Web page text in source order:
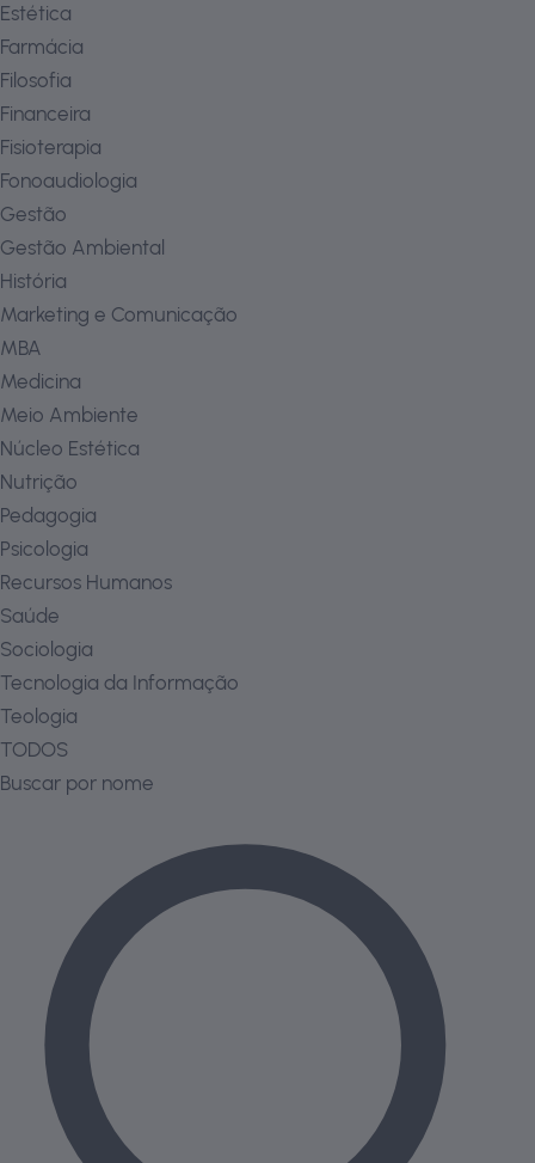
Estética
Farmácia
Filosofia
Financeira
Fisioterapia
Fonoaudiologia
Gestão
Gestão Ambiental
História
Marketing e Comunicação
MBA
Medicina
Meio Ambiente
Núcleo Estética
Nutrição
Pedagogia
Psicologia
Recursos Humanos
Saúde
Sociologia
Tecnologia da Informação
Teologia
TODOS
Buscar por nome